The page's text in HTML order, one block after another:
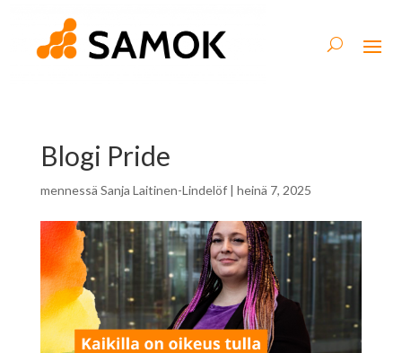
Blogi Pride
mennessä Sanja Laitinen-Lindelöf| heinä 7, 2025